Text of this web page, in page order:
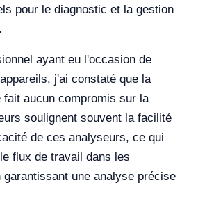
pour le diagnostic et la gestion
ayant eu l'occasion de
j'ai constaté que la
fait aucun compromis sur la
soulignent souvent la facilité
de ces analyseurs, ce qui
flux de travail dans les
garantissant une analyse précise